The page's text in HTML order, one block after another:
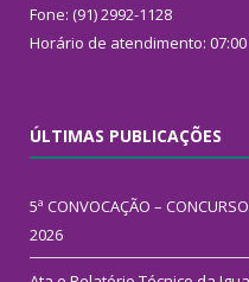
Fone: (91) 2992-1128
Horário de atendimento: 07:00
ÚLTIMAS PUBLICAÇÕES
5ª CONVOCAÇÃO –
2026